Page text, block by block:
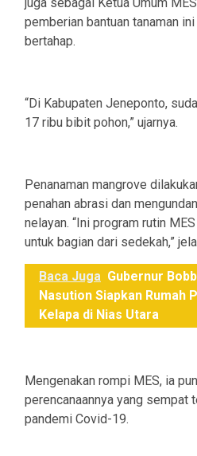
juga sebagai Ketua Umum
pemberian bantuan tanaman
bertahap.
“Di Kabupaten Jeneponto,
17 ribu bibit pohon,” ujarnya.
Penanaman mangrove
penahan abrasi dan
nelayan. “Ini program rutin
untuk bagian dari sedekah,”
Baca Juga Gubernur
Nasution Siapkan Rumah
Kelapa di Nias Utara
Mengenakan rompi MES, ia
perencanaannya yang sempat
pandemi Covid-19.